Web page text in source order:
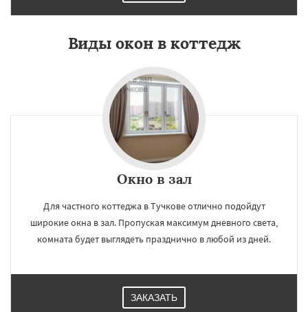
Виды окон в коттедж
Окно в зал
Для частного коттеджа в Тучкове отлично подойдут
широкие окна в зал. Пропуская максимум дневного света,
комната будет выглядеть празднично в любой из дней.
ЗАКАЗАТЬ